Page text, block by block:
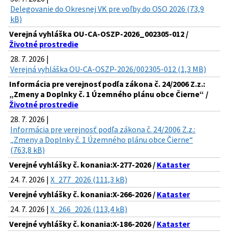
Delegovanie do Okresnej VK pre voľby do OSO 2026 (73,9
kB)
Verejná vyhláška OU-CA-OSZP-2026_002305-012 /
Životné prostredie
28. 7. 2026 |
Verejná vyhláška OU-CA-OSZP-2026/002305-012 (1,3 MB)
Informácia pre verejnosť podľa zákona č. 24/2006 Z.z.:
„Zmeny a Doplnky č. 1 Územného plánu obce Čierne“ /
Životné prostredie
28. 7. 2026 |
Informácia pre verejnosť podľa zákona č. 24/2006 Z.z.:
„Zmeny a Doplnky č. 1 Územného plánu obce Čierne“
(763,8 kB)
Verejné vyhlášky č. konania:X-277-2026 / Kataster
24. 7. 2026 | X_277_2026 (111,3 kB)
Verejné vyhlášky č. konania:X-266-2026 / Kataster
24. 7. 2026 | X_266_2026 (113,4 kB)
Verejné vyhlášky č. konania:X-186-2026 / Kataster